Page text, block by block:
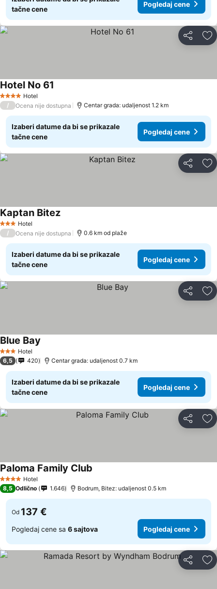
tačne cene
Pogledaj cene
Deli
4 ZvezdiceHotel
Hotel No 61
/ Ocena nije dostupna Centar grada: udaljenost 1.2 km
Izaberi datume da bi se prikazale
tačne cene
Pogledaj cene
Deli
3 Zvezdice
Hotel
Kaptan Bitez
/ Ocena nije dostupna 0.6 km od plaže
Izaberi datume da bi se prikazale
tačne cene
Pogledaj cene
Deli
3 Zvezdice
Hotel
Blue Bay
6,5 420 Centar grada: udaljenost 0.7 km
Izaberi datume da bi se prikazale
tačne cene
Pogledaj cene
Deli
4 ZvezdiceHotel
Paloma Family Club
8,5 Odlično 1.646 Bodrum, Bitez: udaljenost 0.5 km
Od 137 €
Pogledaj cene sa 6 sajtova Pogledaj cene
Deli